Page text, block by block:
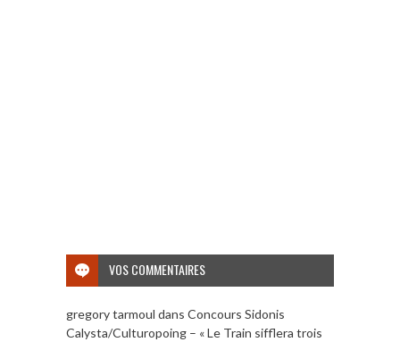
VOS COMMENTAIRES
gregory tarmoul dans Concours Sidonis
Calysta/Culturopoing – « Le Train sifflera trois